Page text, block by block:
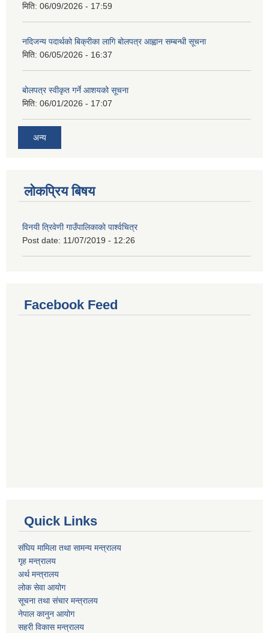
मिति: 06/09/2026 - 17:59
नदिजन्य पदार्थको बिक्रीका लागि बोलपत्र आह्वान सम्बन्धी सूचना
मिति: 06/05/2026 - 16:37
बोलपत्र स्वीकृत गर्ने आशयको सूचना
मिति: 06/01/2026 - 17:07
अन्य
लोकप्रिय बिषय
विनयी त्रिवेणी गाउँपालिकाकाे पार्श्वचित्र
Post date: 11/07/2019 - 12:26
Facebook Feed
Quick Links
संघिय मामिला तथा सामन्य मन्त्रालय
गृह मन्त्रालय
अर्थ मन्त्रालय
लोक सेवा आयोग
सूचना तथा संचार मन्त्रालय
नेपाल कानुन आयोग
सहरी विकास मन्त्रालय